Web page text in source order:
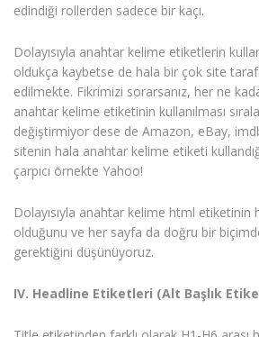
edindiği rollerden sadece bir kaçı.
Dolayısıyla anahtar kelime etiketlerin
oldukça kaybetse de hala bir çok site
edilmekte. Fikrimizi sorarsanız, her ne
anahtar kelime etiketinin kullanılması
değiştirmiyor dese de Amazon, eBay,
sitenin hala anahtar kelime etiketi
çarpıcı örnekte Yahoo!
Dolayısıyla anahtar kelime html
olduğunu ve her sayfa da doğru bir
gerektiğini düşünüyoruz.
IV. Headline Etiketleri (Alt Başlık